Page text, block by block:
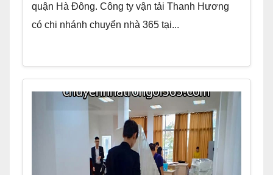
quận Hà Đông. Công ty vận tải Thanh Hương
có chi nhánh chuyển nhà 365 tại...